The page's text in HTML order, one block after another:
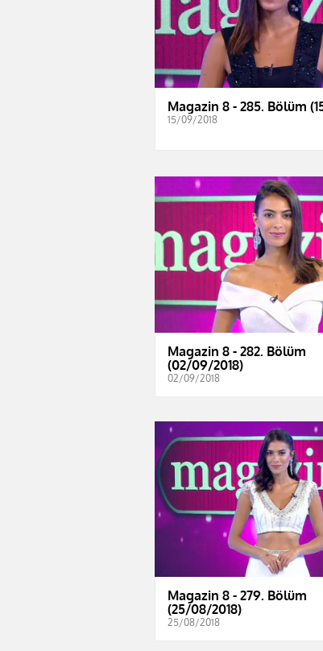
Magazin 8 - 285. Bölüm
15/09/2018
Magazin 8 - 282. Bölüm
(02/09/2018)
02/09/2018
Magazin 8 - 279. Bölüm
(25/08/2018)
25/08/2018